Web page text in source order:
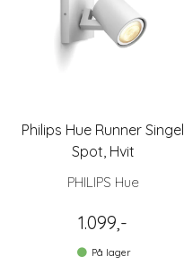
Philips Hue Runner Singel
Spot, Hvit
PHILIPS Hue
1.099,-
På lager